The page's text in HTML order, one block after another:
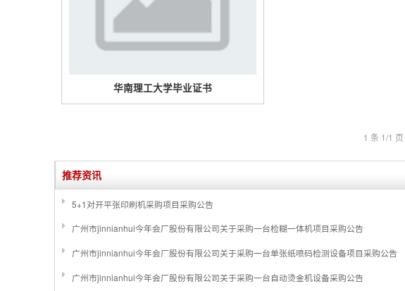
华南理工大学毕业证书
1 条 1/1 页
推荐资讯
5+1对开平张印刷机采购项目采购公告
广州市jinnianhui今年会厂股份有限公司关于采购一台检糊一体机项目采购公告
广州市jinnianhui今年会厂股份有限公司关于采购一台单张纸喷码检测设备项目采购公告
广州市jinnianhui今年会厂股份有限公司关于采购一台自动烫金机设备采购公告